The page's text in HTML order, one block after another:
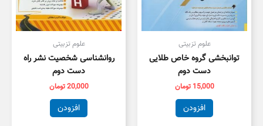
علوم تزبیتی
توانبخشی گروه خاص طلایی
دست دوم
15,000 تومان
افزودن
علوم تزبیتی
روانشناسی شخصیت نشر راه
دست دوم
20,000تومان
افزودن